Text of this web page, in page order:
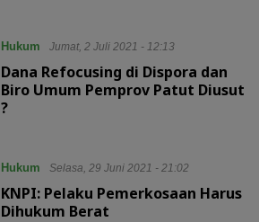
Hukum Jumat, 2 Juli 2021 - 12:13
Dana Refocusing di Dispora dan
Biro Umum Pemprov Patut Diusut
?
Hukum Selasa, 29 Juni 2021 - 21:02
KNPI: Pelaku Pemerkosaan Harus
Dihukum Berat